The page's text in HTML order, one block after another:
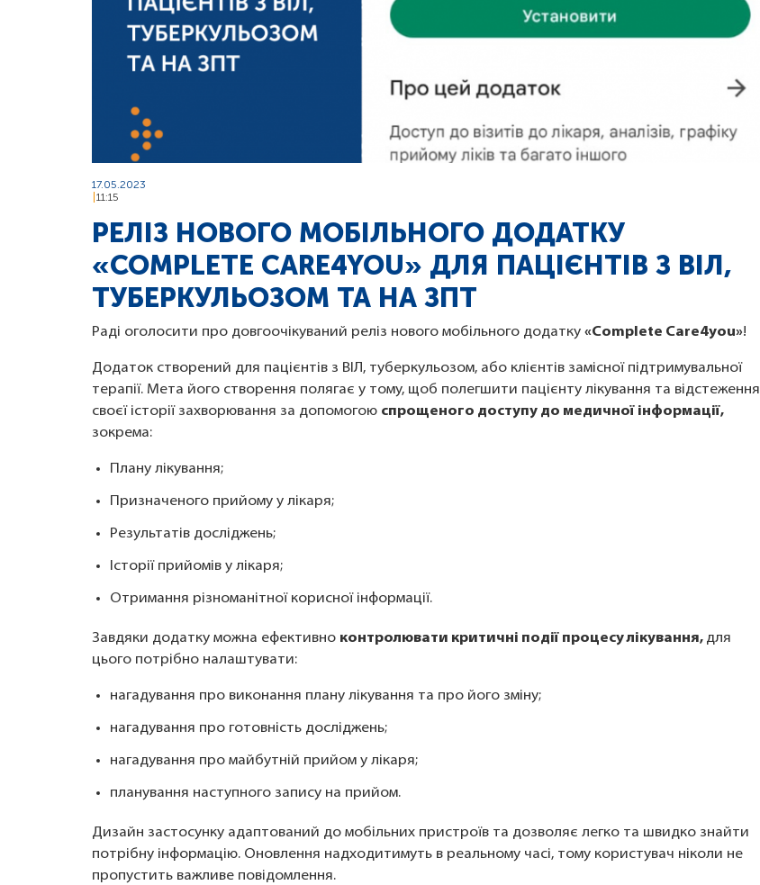
17.05.2023
11:15
РЕЛІЗ НОВОГО МОБІЛЬНОГО ДОДАТКУ
«COMPLETE CARE4YOU» ДЛЯ ПАЦІЄНТІВ З ВІЛ,
ТУБЕРКУЛЬОЗОМ ТА НА ЗПТ
Раді оголосити про довгоочікуваний реліз нового мобільного додатку «Complete Care4you»!
Додаток створений для пацієнтів з ВІЛ, туберкульозом, або клієнтів замісної підтримувальної
терапії. Мета його створення полягає у тому, щоб полегшити пацієнту лікування та відстеження
своєї історії захворювання за допомогою спрощеного доступу до медичної інформації,
зокрема:
Плану лікування;
Призначеного прийому у лікаря;
Результатів досліджень;
Історії прийомів у лікаря;
Отримання різноманітної корисної інформації.
Завдяки додатку можна ефективно контролювати критичні події процесу лікування, для
цього потрібно налаштувати:
нагадування про виконання плану лікування та про його зміну;
нагадування про готовність досліджень;
нагадування про майбутній прийом у лікаря;
планування наступного запису на прийом.
Дизайн застосунку адаптований до мобільних пристроїв та дозволяє легко та швидко знайти
потрібну інформацію. Оновлення надходитимуть в реальному часі, тому користувач ніколи не
пропустить важливе повідомлення.